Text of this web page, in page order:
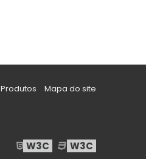
Produtos Mapa do site
W3C W3C